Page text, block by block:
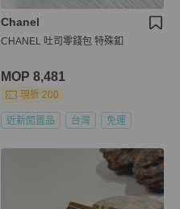
Chanel
CHANEL 吐司零錢包 特殊釦
MOP 8,481
現折 200
近新閒置品 台灣 免運